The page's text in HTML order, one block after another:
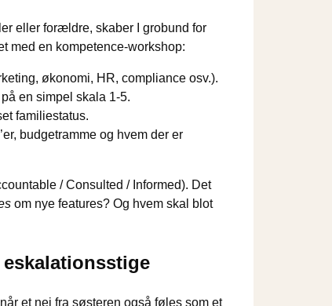
eller forældre, skaber I grobund for
med en kompetence-workshop:
økonomi, HR, compliance osv.).
en simpel skala 1-5.
familiestatus.
budgetramme og hvem der er
/ Consulted / Informed). Det
om nye features? Og hvem skal blot
et nej fra søsteren også føles som et